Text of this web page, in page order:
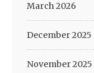
March 2026
December 2025
November 2025